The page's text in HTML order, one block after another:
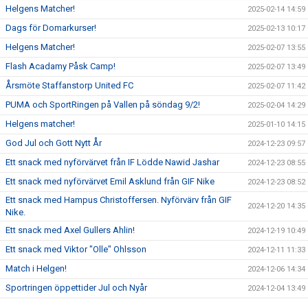
Helgens Matcher! 2025-02-14 14:59
Dags för Domarkurser! 2025-02-13 10:17
Helgens Matcher! 2025-02-07 13:55
Flash Acadamy Påsk Camp! 2025-02-07 13:49
Årsmöte Staffanstorp United FC 2025-02-07 11:42
PUMA och SportRingen på Vallen på söndag 9/2! 2025-02-04 14:29
Helgens matcher! 2025-01-10 14:15
God Jul och Gott Nytt År 2024-12-23 09:57
Ett snack med nyförvärvet från IF Lödde Nawid Jashar 2024-12-23 08:55
Ett snack med nyförvärvet Emil Asklund från GIF Nike 2024-12-23 08:52
Ett snack med Hampus Christoffersen. Nyförvärv från GIF
Nike.
2024-12-20 14:35
Ett snack med Axel Gullers Ahlin! 2024-12-19 10:49
Ett snack med Viktor "Olle" Ohlsson 2024-12-11 11:33
Match i Helgen! 2024-12-06 14:34
Sportringen öppettider Jul och Nyår 2024-12-04 13:49